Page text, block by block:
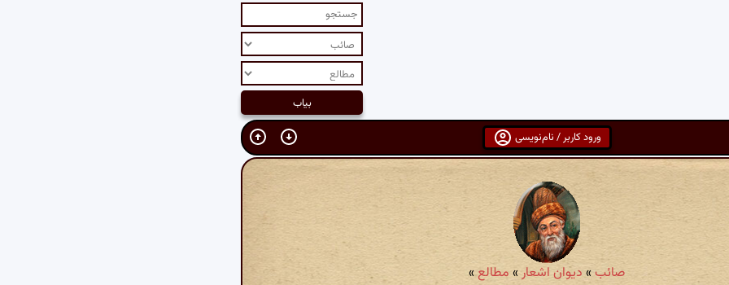
ورود کاربر / نام‌نویسی
صائب» دیوان اشعار» مطالع»